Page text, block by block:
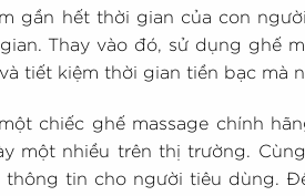
gần hết thời gian của con
Thay vào đó, sử dụng ghế
tiết kiệm thời gian tiền bạc mà
chiếc ghế massage chính
một nhiều trên thị trường.
thông tin cho người tiêu dùng.